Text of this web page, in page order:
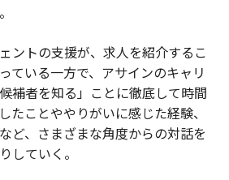
ントの支援が、求人を紹介するこ
ている一方で、アサインのキャリ
補者を知る」ことに徹底して時間
たことややりがいに感じた経験、
ど、さまざまな角度からの対話を
していく。